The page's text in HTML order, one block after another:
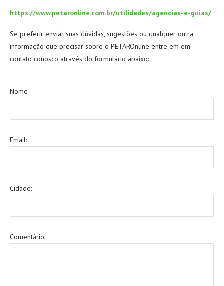
https://www.petaronline.com.br/utilidades/agencias-e-guias/
Se preferir enviar suas dúvidas, sugestões ou qualquer outra
informação que precisar sobre o PETAROnline entre em em
contato conosco através do formulário abaixo:
Nome
Email:
Cidade:
Comentário: